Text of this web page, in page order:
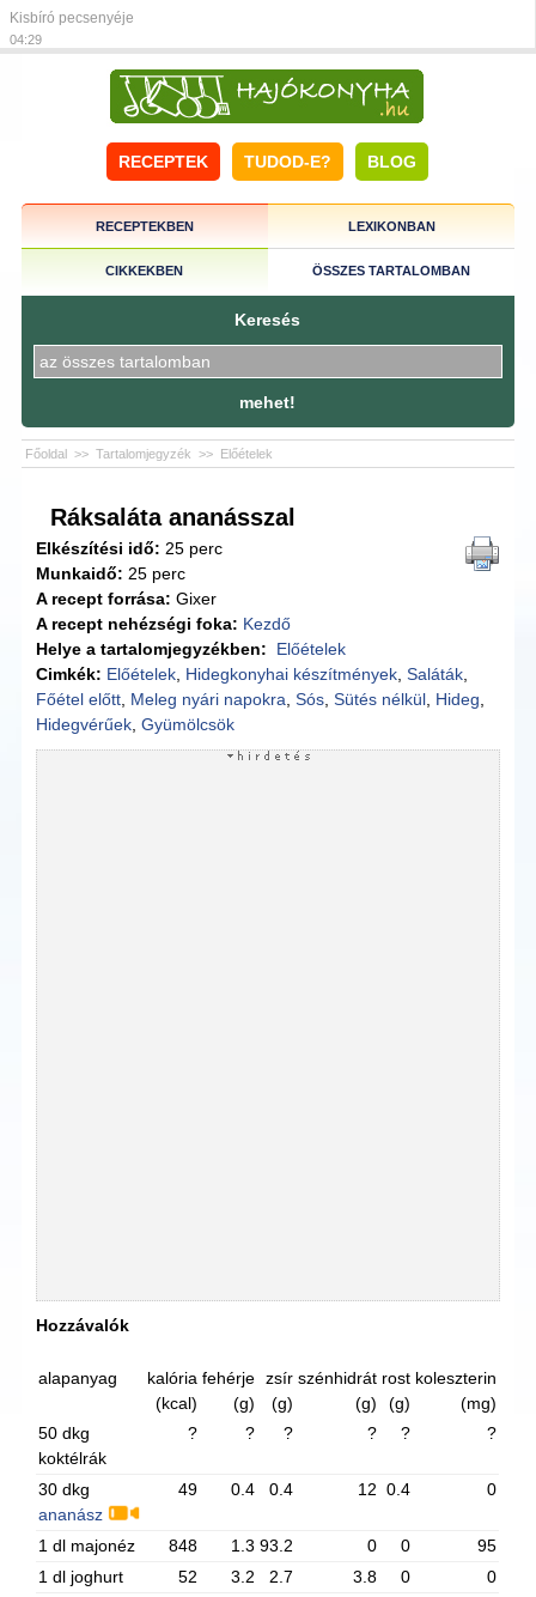
Kisbíró pecsenyéje
04:29
RECEPTEK TUDOD-E? BLOG
RECEPTEKBEN LEXIKONBAN
CIKKEKBEN ÖSSZES TARTALOMBAN
Keresés
mehet!
Főoldal >> Tartalomjegyzék >> Előételek
Ráksaláta ananásszal
Elkészítési idő: 25 perc
Munkaidő: 25 perc
A recept forrása: Gixer
A recept nehézségi foka: Kezdő
Helye a tartalomjegyzékben:
Előételek
Cimkék: Előételek Hidegkonyhai készítmények ,Saláták
Főétel előtt Meleg nyári napokra ,Sós ,Sütés nélkül Hideg
Hidegvérűek ,Gyümölcsök
Hozzávalók
alapanyag
kalória
(kcal)
fehérje
(g)
zsír
(g)
szénhidrát
(g)
rost
(g)
koleszterin
(mg)
50 dkg
koktélrák
? ? ? ? ? ?
30 dkg
ananász
49 0.4 0.4 12 0.4 0
1 dl majonéz 848 1.3 93.2 0 0
95
1 dl joghurt
52 3.2 2.7 3.8 0
0